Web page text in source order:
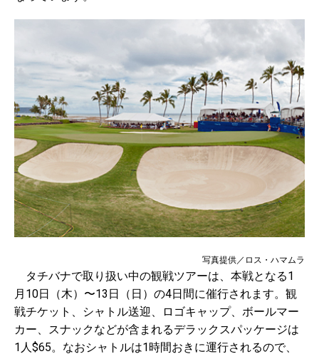
写真提供／ロス・ハマムラ
タチバナで取り扱い中の観戦ツアーは、本戦となる1
月10日（木）〜13日（日）の4日間に催行されます。観
戦チケット、シャトル送迎、ロゴキャップ、ボールマー
カー、スナックなどが含まれるデラックスパッケージは
1人$65。なおシャトルは1時間おきに運行されるので、